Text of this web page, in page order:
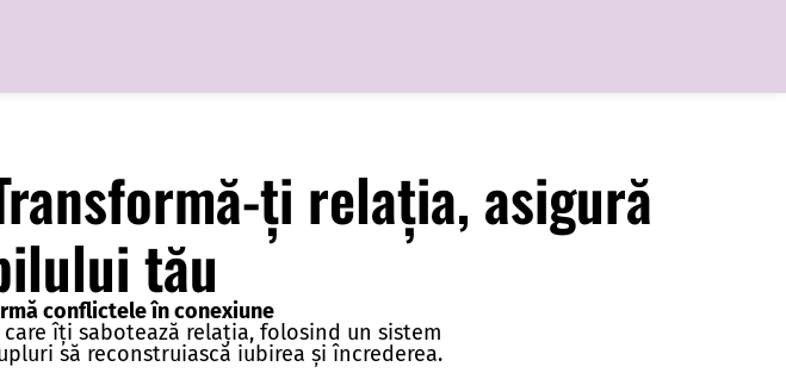
ți relația, asigură
tău
conflictele în conexiune
îți sabotează relația, folosind un sistem
să reconstruiască iubirea și încrederea.